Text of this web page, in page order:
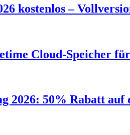
kostenlos –
Cloud-Speicher
2026: 50% Rabatt